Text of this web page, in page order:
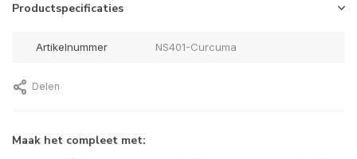
Productspecificaties
Artikelnummer NS401-Curcuma
Delen
Maak het compleet met: